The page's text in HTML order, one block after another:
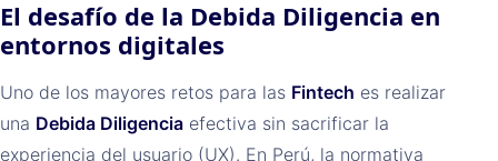
El desafío de la Debida Diligencia en
entornos digitales
Uno de los mayores retos para las Fintech es realizar
una Debida Diligencia efectiva sin sacrificar la
experiencia del usuario (UX). En Perú, la normativa